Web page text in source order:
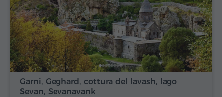
Garni, Geghard, cottura del lavash, lago
Sevan, Sevanavank